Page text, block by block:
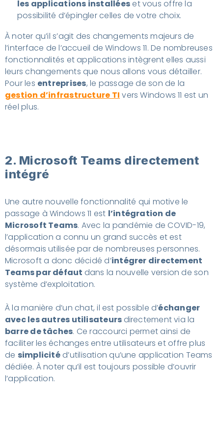
les applications installéeset vous offre la
possibilité d’épingler celles de votre choix.
À noter qu’il s’agit des changements majeurs de
l’interface de l’accueil de Windows 11. De nombreuses
fonctionnalités et applications intègrent elles aussi
leurs changements que nous allons vous détailler.
Pour les entreprises, le passage de son de la
gestion d’infrastructure TI vers Windows 11 est un
réel plus.
2. Microsoft Teams directement
intégré
Une autre nouvelle fonctionnalité qui motive le
passage à Windows 11 est l’intégration de
Microsoft Teams. Avec la pandémie de COVID-19,
l’application a connu un grand succès et est
désormais utilisée par de nombreuses personnes.
Microsoft a donc décidé d’intégrer directement
Teams par défaut dans la nouvelle version de son
système d’exploitation.
À la manière d’un chat, il est possible d’échanger
avec les autres utilisateursdirectement via la
barre de tâches. Ce raccourci permet ainsi de
faciliter les échanges entre utilisateurs et offre plus
de simplicitéd’utilisation qu’une application Teams
dédiée. À noter qu’il est toujours possible d’ouvrir
l’application.